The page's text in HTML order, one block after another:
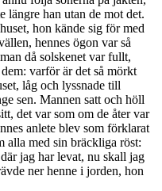
längre han utan de mot det.
hon kände sig för med
hennes ögon var så
då solskenet var fullt,
varför är det så mörkt
låg och lyssnade till
sen. Mannen satt och höll
det var som om de åter var
anlete blev som förklarat
alla med sin bräckliga röst:
jag har levat, nu skall jag
ner henne i jorden, hon